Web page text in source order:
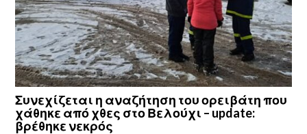
Συνεχίζεται η αναζήτηση του ορειβάτη που
χάθηκε από χθες στο Βελούχι – update:
βρέθηκε νεκρός